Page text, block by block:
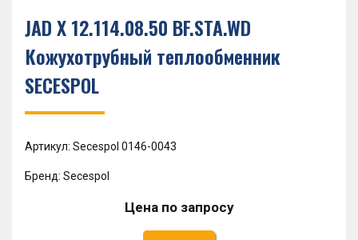
JAD X 12.114.08.50 BF.STA.WD
Кожухотрубный теплообменник
SECESPOL
Артикул: Secespol 0146-0043
Бренд: Secespol
Цена по запросу